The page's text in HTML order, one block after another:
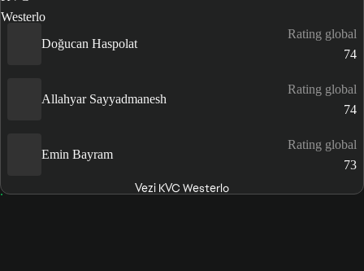
Doğucan Haspolat
Rating global
74
Allahyar Sayyadmanesh
Rating global
74
Emin Bayram
Rating global
73
Vezi KVC Westerlo